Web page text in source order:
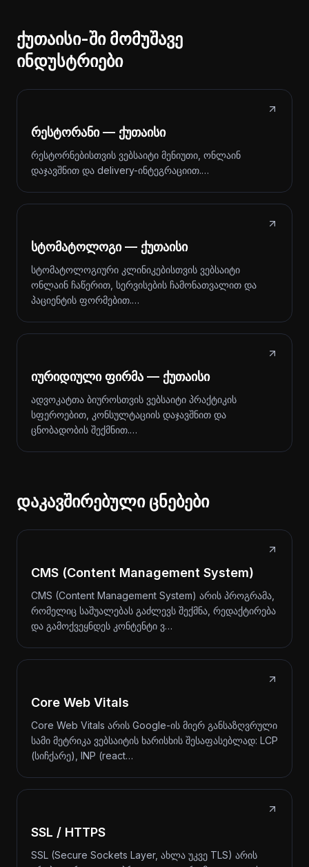
ქუთაისი-ში მომუშავე
ინდუსტრიები
რესტორანი — ქუთაისი
რესტორნებისთვის ვებსაიტი მენიუთი, ონლაინ
დაჯავშნით და delivery-ინტეგრაციით.…
სტომატოლოგი — ქუთაისი
სტომატოლოგიური კლინიკებისთვის ვებსაიტი
ონლაინ ჩაწერით, სერვისების ჩამონათვალით და
პაციენტის ფორმებით.…
იურიდიული ფირმა — ქუთაისი
ადვოკატთა ბიუროსთვის ვებსაიტი პრაქტიკის
სფეროებით, კონსულტაციის დაჯავშნით და
ცნობადობის შექმნით.…
დაკავშირებული ცნებები
CMS (Content Management System)
CMS (Content Management System) არის პროგრამა,
რომელიც საშუალებას გაძლევს შექმნა, რედაქტირება
და გამოქვეყნდეს კონტენტი ვ…
Core Web Vitals
Core Web Vitals არის Google-ის მიერ განსაზღვრული
სამი მეტრიკა ვებსაიტის ხარისხის შესაფასებლად: LCP
(სიჩქარე), INP (react…
SSL / HTTPS
SSL (Secure Sockets Layer, ახლა უკვე TLS) არის